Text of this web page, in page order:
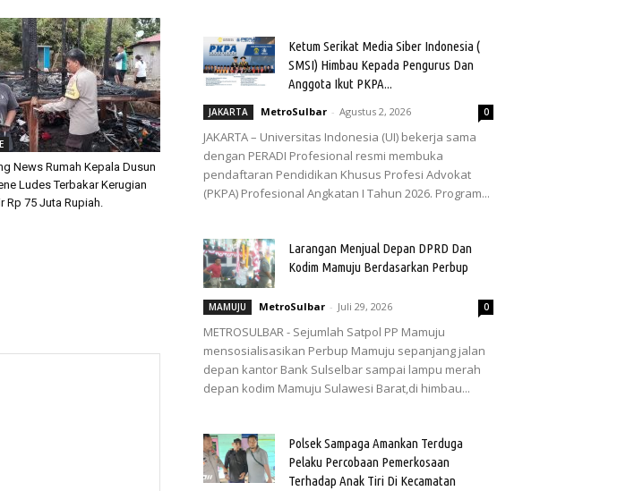
News Rumah Kepala Dusun
Ludes Terbakar Kerugian
Rp 75 Juta Rupiah.
Ketum Serikat Media Siber Indonesia (
SMSI) Himbau Kepada Pengurus Dan
Anggota Ikut PKPA...
JAKARTA MetroSulbar - Agustus 2, 2026 0
JAKARTA – Universitas Indonesia (UI) bekerja sama
dengan PERADI Profesional resmi membuka
pendaftaran Pendidikan Khusus Profesi Advokat
(PKPA) Profesional Angkatan I Tahun 2026. Program...
Larangan Menjual Depan DPRD Dan
Kodim Mamuju Berdasarkan Perbup
MAMUJU MetroSulbar - Juli 29, 2026 0
METROSULBAR - Sejumlah Satpol PP Mamuju
mensosialisasikan Perbup Mamuju sepanjang jalan
depan kantor Bank Sulselbar sampai lampu merah
depan kodim Mamuju Sulawesi Barat,di himbau...
Polsek Sampaga Amankan Terduga
Pelaku Percobaan Pemerkosaan
Terhadap Anak Tiri Di Kecamatan